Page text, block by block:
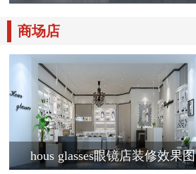
商场店
hous glasses眼镜店装修效果图